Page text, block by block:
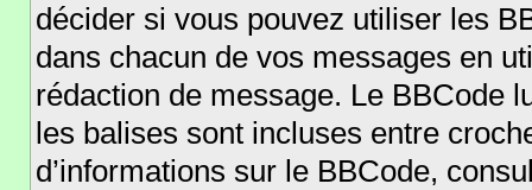
décider si vous pouvez utiliser les
dans chacun de vos messages en
rédaction de message. Le BBCode
les balises sont incluses entre
d’informations sur le BBCode,